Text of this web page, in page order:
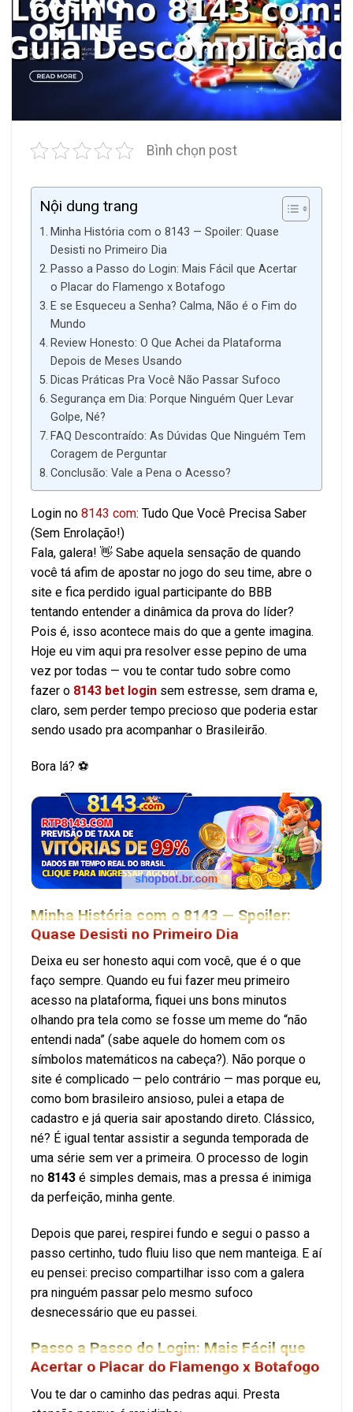
Bình chọn post
Nội dung trang
Minha História com o 8143 — Spoiler: Quase
Desisti no Primeiro Dia
Passo a Passo do Login: Mais Fácil que Acertar
o Placar do Flamengo x Botafogo
E se Esqueceu a Senha? Calma, Não é o Fim do
Mundo
Review Honesto: O Que Achei da Plataforma
Depois de Meses Usando
Dicas Práticas Pra Você Não Passar Sufoco
Segurança em Dia: Porque Ninguém Quer Levar
Golpe, Né?
FAQ Descontraído: As Dúvidas Que Ninguém Tem
Coragem de Perguntar
Conclusão: Vale a Pena o Acesso?
Login no 8143 com: Tudo Que Você Precisa Saber
(Sem Enrolação!)
Fala, galera! 👋 Sabe aquela sensação de quando
você tá afim de apostar no jogo do seu time, abre o
site e fica perdido igual participante do BBB
tentando entender a dinâmica da prova do líder?
Pois é, isso acontece mais do que a gente imagina.
Hoje eu vim aqui pra resolver esse pepino de uma
vez por todas — vou te contar tudo sobre como
fazer o 8143 bet login sem estresse, sem drama e,
claro, sem perder tempo precioso que poderia estar
sendo usado pra acompanhar o Brasileirão.
Bora lá? ⚽
Minha História com o 8143 — Spoiler:
Quase Desisti no Primeiro Dia
Deixa eu ser honesto aqui com você, que é o que
faço sempre. Quando eu fui fazer meu primeiro
acesso na plataforma, fiquei uns bons minutos
olhando pra tela como se fosse um meme do “não
entendi nada” (sabe aquele do homem com os
símbolos matemáticos na cabeça?). Não porque o
site é complicado — pelo contrário — mas porque eu,
como bom brasileiro ansioso, pulei a etapa de
cadastro e já queria sair apostando direto. Clássico,
né? É igual tentar assistir a segunda temporada de
uma série sem ver a primeira. O processo de login
no 8143 é simples demais, mas a pressa é inimiga
da perfeição, minha gente.
Depois que parei, respirei fundo e segui o passo a
passo certinho, tudo fluiu liso que nem manteiga. E aí
eu pensei: preciso compartilhar isso com a galera
pra ninguém passar pelo mesmo sufoco
desnecessário que eu passei.
Passo a Passo do Login: Mais Fácil que
Acertar o Placar do Flamengo x Botafogo
Vou te dar o caminho das pedras aqui. Presta